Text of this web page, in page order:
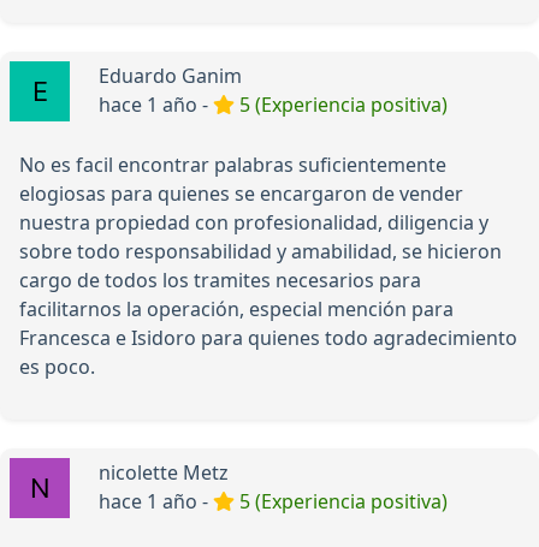
Eduardo Ganim
hace 1 año -
5 (Experiencia positiva)
No es facil encontrar palabras suficientemente
elogiosas para quienes se encargaron de vender
nuestra propiedad con profesionalidad, diligencia y
sobre todo responsabilidad y amabilidad, se hicieron
cargo de todos los tramites necesarios para
facilitarnos la operación, especial mención para
Francesca e Isidoro para quienes todo agradecimiento
es poco.
nicolette Metz
hace 1 año -
5 (Experiencia positiva)